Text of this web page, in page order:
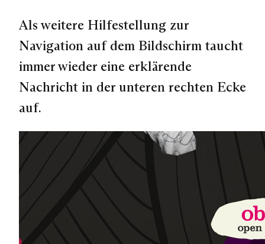
Als weitere Hilfestellung zur
Navigation auf dem Bildschirm taucht
immer wieder eine erklärende
Nachricht in der unteren rechten Ecke
auf.